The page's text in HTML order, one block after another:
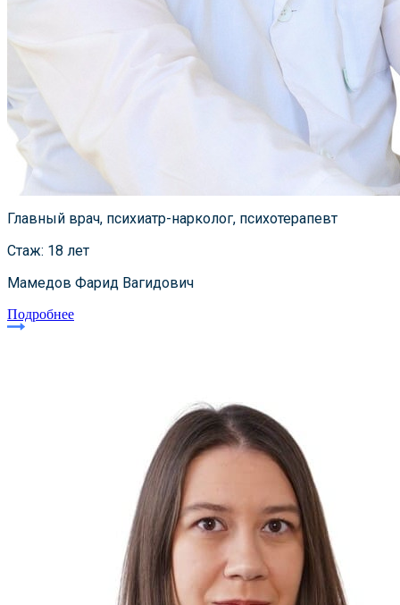
Главный врач, психиатр-нарколог, психотерапевт
Стаж: 18 лет
Мамедов Фарид Вагидович
Подробнее